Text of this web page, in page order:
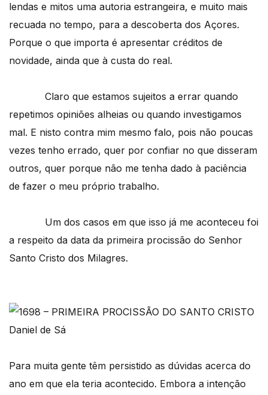
lendas e mitos uma autoria estrangeira, e muito mais
recuada no tempo, para a descoberta dos Açores.
Porque o que importa é apresentar créditos de
novidade, ainda que à custa do real.
Claro que estamos sujeitos a errar quando
repetimos opiniões alheias ou quando investigamos
mal. E nisto contra mim mesmo falo, pois não poucas
vezes tenho errado, quer por confiar no que disseram
outros, quer porque não me tenha dado à paciência
de fazer o meu próprio trabalho.
Um dos casos em que isso já me aconteceu foi
a respeito da data da primeira procissão do Senhor
Santo Cristo dos Milagres.
Para muita gente têm persistido as dúvidas acerca do
ano em que ela teria acontecido. Embora a intenção